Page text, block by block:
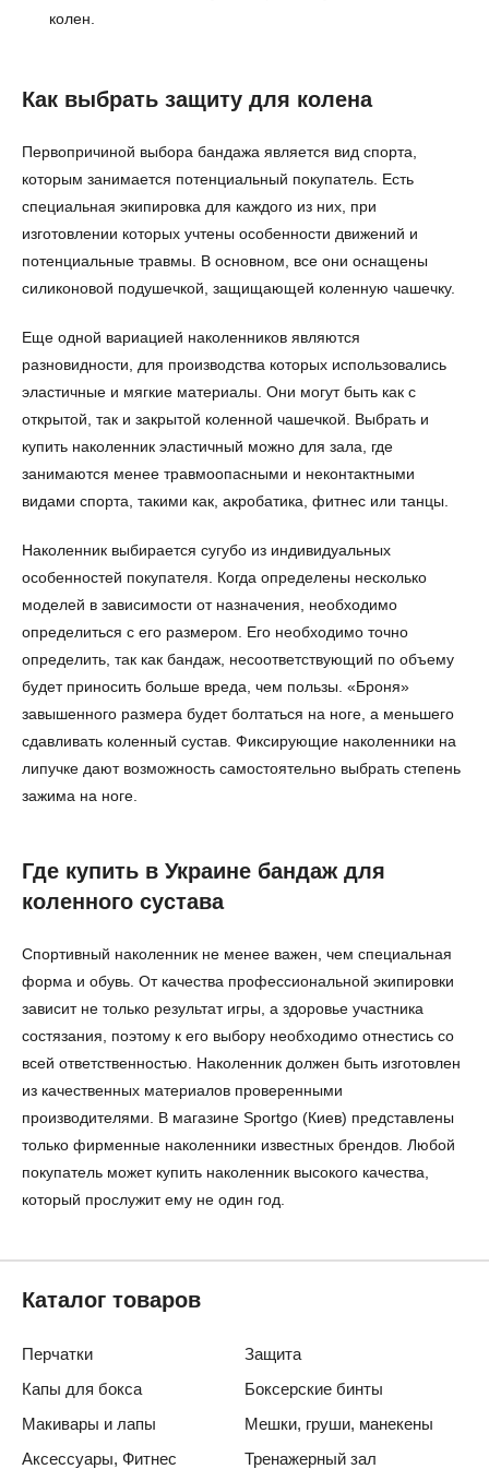
колен.
Как выбрать защиту для колена
Первопричиной выбора бандажа является вид спорта,
которым занимается потенциальный покупатель. Есть
специальная экипировка для каждого из них, при
изготовлении которых учтены особенности движений и
потенциальные травмы. В основном, все они оснащены
силиконовой подушечкой, защищающей коленную чашечку.
Еще одной вариацией наколенников являются
разновидности, для производства которых использовались
эластичные и мягкие материалы. Они могут быть как с
открытой, так и закрытой коленной чашечкой. Выбрать и
купить наколенник эластичный можно для зала, где
занимаются менее травмоопасными и неконтактными
видами спорта, такими как, акробатика, фитнес или танцы.
Наколенник выбирается сугубо из индивидуальных
особенностей покупателя. Когда определены несколько
моделей в зависимости от назначения, необходимо
определиться с его размером. Его необходимо точно
определить, так как бандаж, несоответствующий по объему
будет приносить больше вреда, чем пользы. «Броня»
завышенного размера будет болтаться на ноге, а меньшего
сдавливать коленный сустав. Фиксирующие наколенники на
липучке дают возможность самостоятельно выбрать степень
зажима на ноге.
Где купить в Украине бандаж для
коленного сустава
Спортивный наколенник не менее важен, чем специальная
форма и обувь. От качества профессиональной экипировки
зависит не только результат игры, а здоровье участника
состязания, поэтому к его выбору необходимо отнестись со
всей ответственностью. Наколенник должен быть изготовлен
из качественных материалов проверенными
производителями. В магазине Sportgo (Киев) представлены
только фирменные наколенники известных брендов. Любой
покупатель может купить наколенник высокого качества,
который прослужит ему не один год.
Каталог товаров
Перчатки
Защита
Капы для бокса
Боксерские бинты
Макивары и лапы
Мешки, груши, манекены
Аксессуары, Фитнес
Тренажерный зал